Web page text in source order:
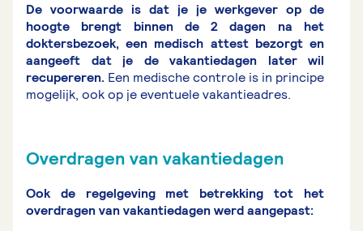
De voorwaarde is dat je je werkgever op de
hoogte brengt binnen de 2 dagen na het
doktersbezoek, een medisch attest bezorgt en
aangeeft dat je de vakantiedagen later wil
recupereren. Een medische controle is in principe
mogelijk, ook op je eventuele vakantieadres.
Overdragen van vakantiedagen
Ook de regelgeving met betrekking tot het
overdragen van vakantiedagen werd aangepast: